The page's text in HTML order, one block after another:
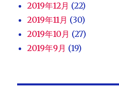
2019年12月 (22)
2019年11月 (30)
2019年10月 (27)
2019年9月 (19)